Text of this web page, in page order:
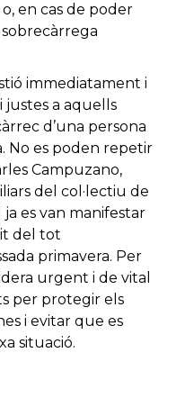
en cas de poder
immediatament i
justes a aquells
d’una persona
No es poden repetir
Campuzano,
del col·lectiu de
es van manifestar
del tot
primavera. Per
urgent i de vital
per protegir els
i evitar que es
situació.